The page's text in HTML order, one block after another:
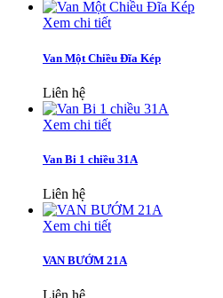
Xem chi tiết
Van Một Chiều Đĩa Kép
Liên hệ
Xem chi tiết
Van Bi 1 chiều 31A
Liên hệ
Xem chi tiết
VAN BƯỚM 21A